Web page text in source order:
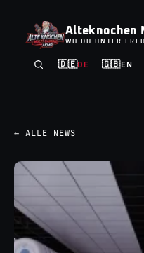
Alteknochen
WO DU UNTER
🇩🇪DE 🇬🇧EN
← ALLE NEWS